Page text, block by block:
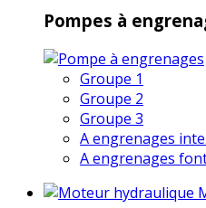
Pompes à
Groupe 1
Groupe 2
Groupe 3
A engrenages
A engrenages